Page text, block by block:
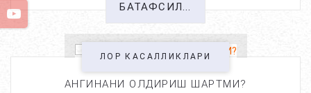
БАТАФСИЛ...
ЛОР КАСАЛЛИКЛАРИ
АНГИНАНИ ОЛДИРИШ ШАРТМИ?